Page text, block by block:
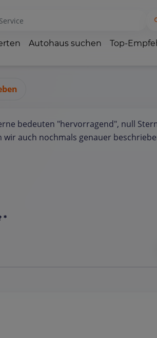
Autohaus suchen Top-
bedeuten "hervorragend", null
auch nochmals genauer
*